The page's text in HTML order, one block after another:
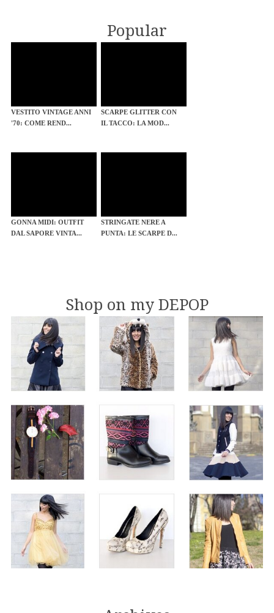
Popular
VESTITO VINTAGE ANNI
'70: COME REND...
SCARPE GLITTER CON
IL TACCO: LA MOD...
GONNA MIDI: OUTFIT
DAL SAPORE VINTA...
STRINGATE NERE A
PUNTA: LE SCARPE D...
Shop on my DEPOP